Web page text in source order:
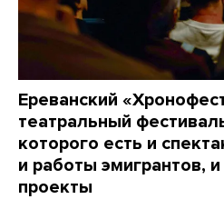
Ереванский
театральный
которого есть и
и работы эмигрантов,
проекты